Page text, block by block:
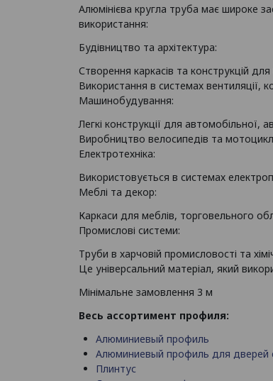
Алюмінієва кругла труба має широке
використання:
Будівництво та архітектура:
Створення каркасів та конструкцій для
Використання в системах вентиляції,
Машинобудування:
Легкі конструкції для автомобільної,
Виробництво велосипедів та
Електротехніка:
Використовується в системах
Меблі та декор:
Каркаси для меблів, торговельного
Промислові системи:
Труби в харчовій промисловості та
Це універсальний матеріал, який
Мінімальне замовлення 3 м
Весь ассортимент профиля:
Алюминиевый профиль
Алюминиевый профиль для дверей
Плинтус